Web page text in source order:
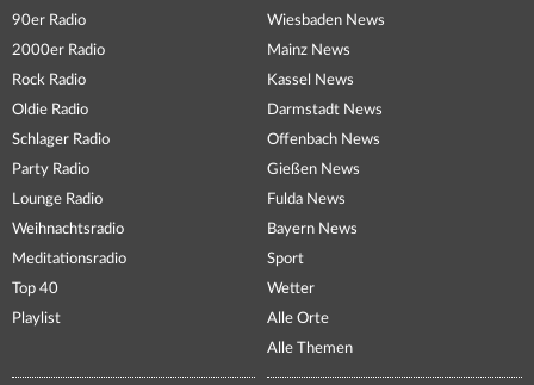
90er Radio
2000er Radio
Rock Radio
Oldie Radio
Schlager Radio
Party Radio
Lounge Radio
Weihnachtsradio
Meditationsradio
Top 40
Playlist
Wiesbaden News
Mainz News
Kassel News
Darmstadt News
Offenbach News
Gießen News
Fulda News
Bayern News
Sport
Wetter
Alle Orte
Alle Themen